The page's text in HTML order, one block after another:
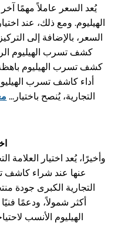
يُعد السعر عاملاً مهمًا
الهيليوم. ومع ذلك، عند
السعر، بالإضافة إلى
كشف تسرب الهيليوم
كشف تسرب الهيليوم باهظة
أداء كاشف تسرب
التجارية، يُنصح باختيار...
وأخيرًا، يُعد اختيار العلامة
عنها عند شراء كاشف
التجارية الكبرى جودة
أكثر شمولاً، ودعمًا
الهيليوم الأنسب